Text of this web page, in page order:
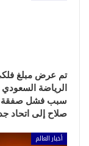
تم عرض مبلغ
الرياضة
سبب فشل صفقة
صلاح إلى اتحاد
أخبار العالم